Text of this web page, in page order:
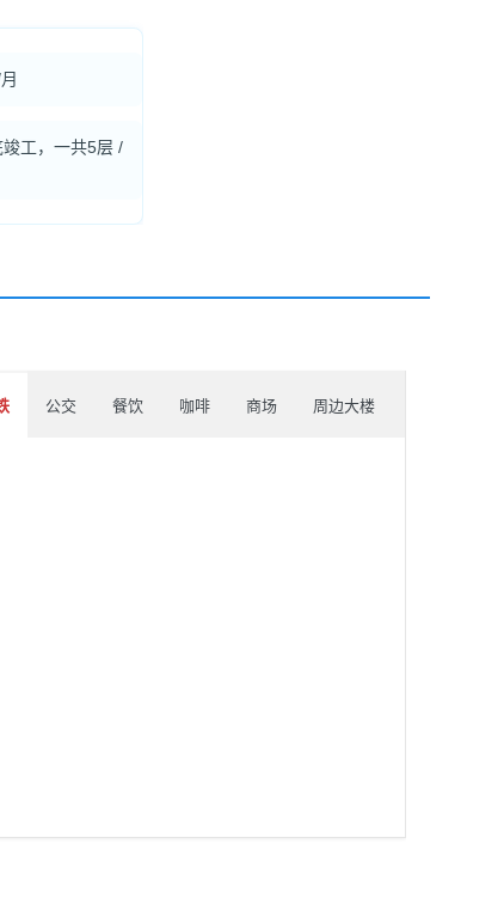
工，一共5层 /
公交 餐饮 咖啡 商场 周边大楼